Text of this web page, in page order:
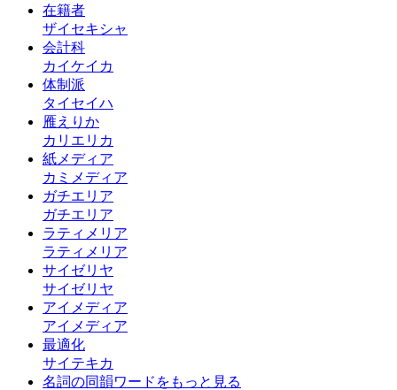
在籍者
ザイセキシャ
会計科
カイケイカ
体制派
タイセイハ
雁えりか
カリエリカ
紙メディア
カミメディア
ガチエリア
ガチエリア
ラティメリア
ラティメリア
サイゼリヤ
サイゼリヤ
アイメディア
アイメディア
最適化
サイテキカ
名詞の同韻ワードをもっと見る